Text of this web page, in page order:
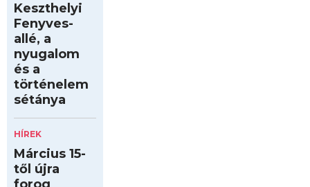
Keszthelyi
Fenyves-
allé, a
nyugalom
és a
történelem
sétánya
HÍREK
Március 15-
től újra